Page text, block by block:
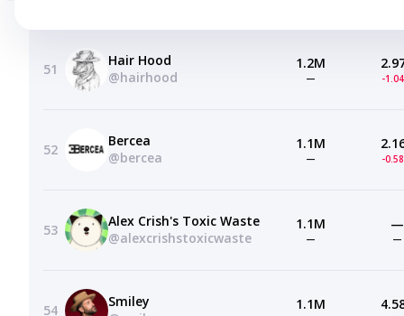
51
Hair Hood
@hairhood
1.2M
— -
52
Bercea
@bercea
1.1M
— -
53
Alex Crish's Toxic Waste
@alexcrishstoxicwaste
1.1M
—
—
—
54
Smiley
1.1M